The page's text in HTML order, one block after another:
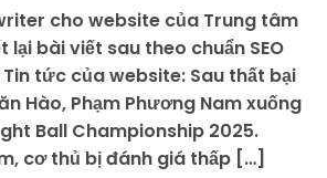
cho website của Trung tâm
lại bài viết sau theo chuẩn SEO
tức của website: Sau thất bại
Hào, Phạm Phương Nam xuống
Ball Championship 2025.
cơ thủ bị đánh giá thấp […]